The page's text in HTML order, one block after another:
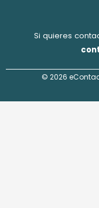
Si quieres
© 2026